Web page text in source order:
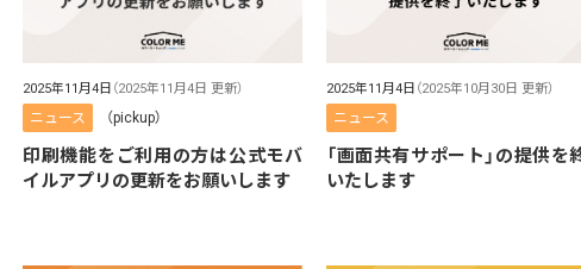
2025年11月4日 （2025年11月4日 更新）
ニュース （pickup）
印刷機能をご利用の方は公式モバ
イルアプリの更新をお願いします
2025年11月4日 （2025年10月30日 更新）
ニュース
「画面共有サポート」の提供を
いたします